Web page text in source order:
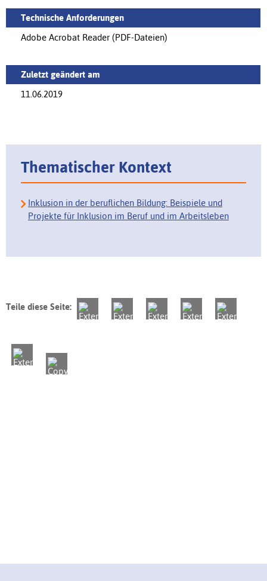
Technische Anforderungen
Adobe Acrobat Reader (PDF-Dateien)
Zuletzt geändert am
11.06.2019
Thematischer Kontext
Inklusion in der beruflichen Bildung: Beispiele und
Projekte für Inklusion im Beruf und im Arbeitsleben
Teile diese Seite: